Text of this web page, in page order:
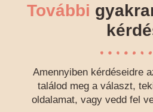
További
Amennyiben kérdéseidre
találod meg a választ,
oldalamat, vagy vedd fel